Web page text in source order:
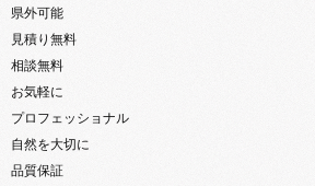
県外可能
見積り無料
相談無料
お気軽に
プロフェッショナル
自然を大切に
品質保証